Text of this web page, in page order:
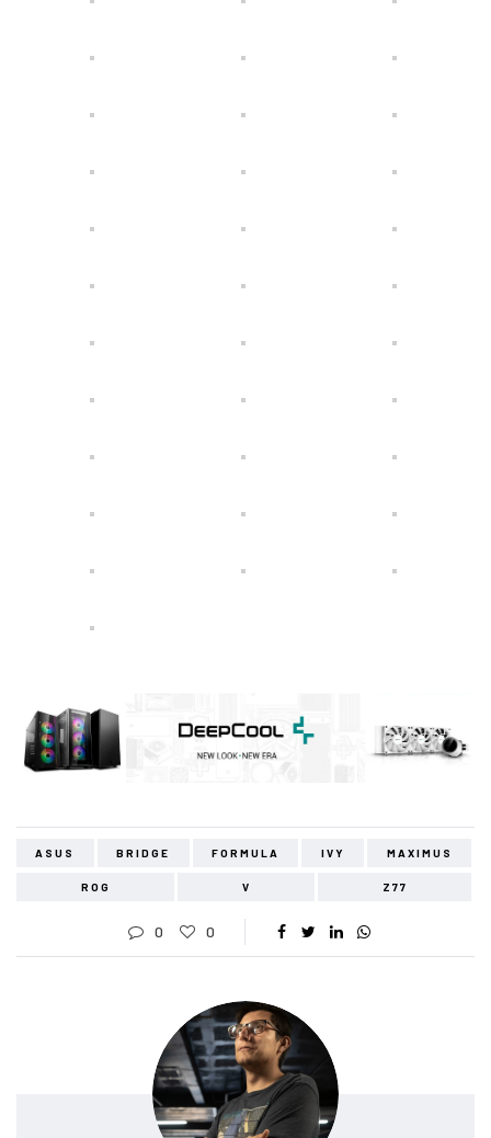
ASUS BRIDGE FORMULA IVY MAXIMUS
ROG V Z77
0 0